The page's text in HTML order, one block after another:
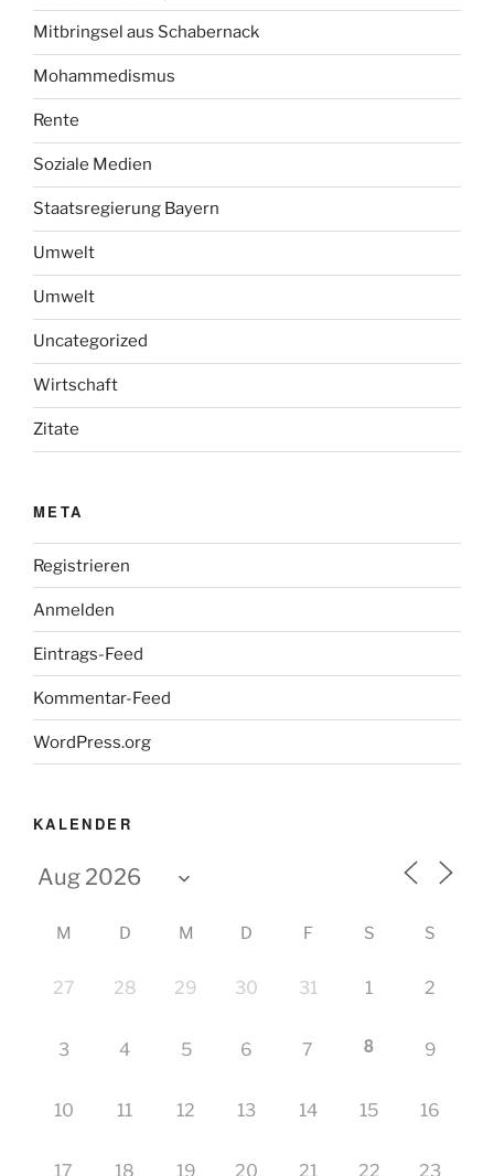
Mitbringsel aus Schabernack
Mohammedismus
Rente
Soziale Medien
Staatsregierung Bayern
Umwelt
Umwelt
Uncategorized
Wirtschaft
Zitate
META
Registrieren
Anmelden
Eintrags-Feed
Kommentar-Feed
WordPress.org
KALENDER
M D M D F S S
27 28 29 30 31 1 2
3 4 5 6 7 8 9
10 11 12 13 14 15 16
17 18 19 20 21 22 23